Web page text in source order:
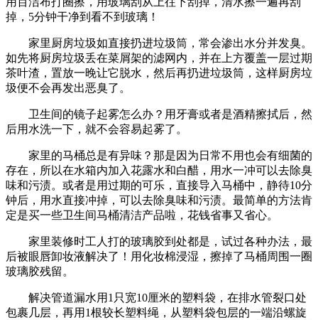
掉，5分钟干净到看不到玻璃！
家里厨房垃圾如直接扔进垃圾筒，常会渗出水分并发臭。
如先将厨房垃圾丢在菜屑架的滤网内，并在上方覆盖一层过期
茶叶渣，置放一晚让它脱水，然后再扔进垃圾筒，这样厨房垃
圾便不会再发出恶臭了。
卫生间的镜子起雾怎么办？用牙膏或者是酒精擦拭后，然
后用水洗一下，就不会容易起雾了。
家里的马桶总是有异味？那是因为日常不用也会有细菌的
存在，所以在水箱内加入花露水和白醋，用水一冲可以去除臭
味和污渍。或者是用过期的可乐，直接导入马桶中，静待10分
钟后，用水直接冲掉，可以去除臭味和污渍。最简单的方法肯
定是买一些卫生间马桶清洁产品啦，花钱省事又省心。
家里装修时工人打的玻璃胶到处都是，试过各种办法，最
后被眼唇卸妆液解决了！用化妆棉浸湿，擦掉了马桶周围一圈
玻璃胶残留。
解决管道漏水用1只宽10厘米的塑料袋，在排水管裂口处
包裹几层，再用1根较长塑料绳，从塑料袋包层的一端沿螺旋